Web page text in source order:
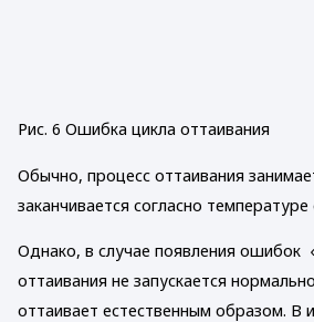
Рис. 6 Ошибка цикла оттаивания
Обычно, процесс оттаивания
заканчивается согласно
Однако, в случае появления ошибок
оттаивания не запускается
оттаивает естественным образом. В